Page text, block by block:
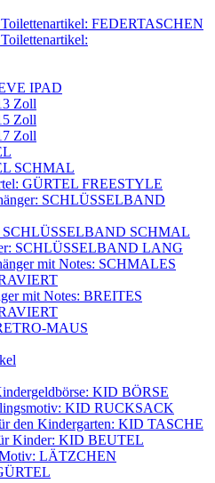
FEDERTASCHEN
IPAD
Zoll
Zoll
Zoll
SCHMAL
GÜRTEL FREESTYLE
SCHLÜSSELBAND
SCHLÜSSELBAND SCHMAL
SCHLÜSSELBAND LANG
mit Notes: SCHMALES
mit Notes: BREITES
MAUS
KID BÖRSE
KID RUCKSACK
den Kindergarten: KID TASCHE
Kinder: KID BEUTEL
LÄTZCHEN